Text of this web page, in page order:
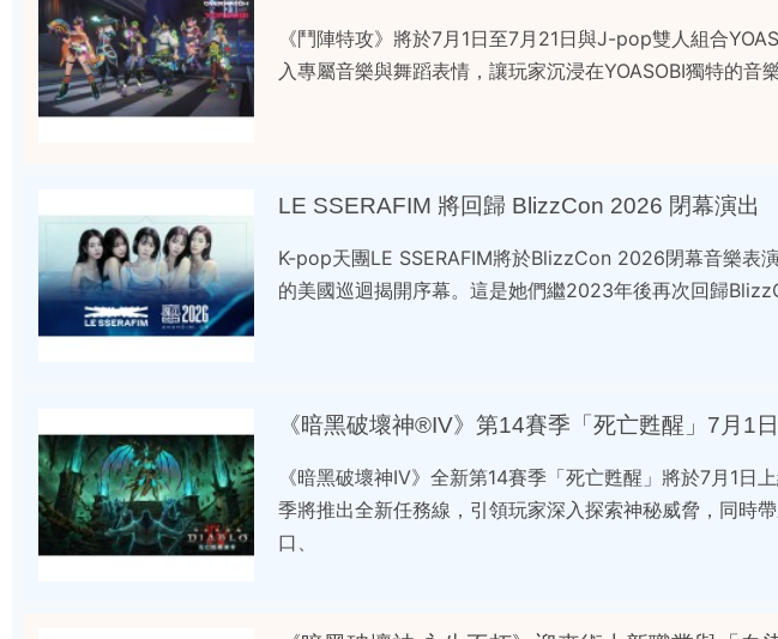
《鬥陣特攻》將於7月1日至7月21日與J-pop雙人組合
入專屬音樂與舞蹈表情，讓玩家沉浸在YOASOBI獨特的音樂
LE SSERAFIM 將回歸 BlizzCon 2026 閉幕演出
K-pop天團LE SSERAFIM將於BlizzCon 2026閉幕音樂表
的美國巡迴揭開序幕。這是她們繼2023年後再次回歸
《暗黑破壞神IV》全新第14賽季「死亡甦醒」將於7月1
季將推出全新任務線，引領玩家深入探索神秘威脅，同時
口、